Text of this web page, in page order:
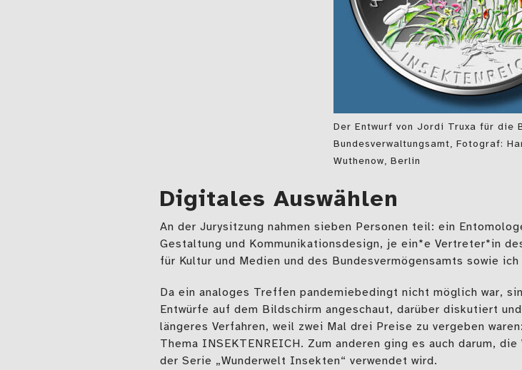
Der Entwurf von Jordi Truxa für die
Bundesverwaltungsamt, Fotograf:
Wuthenow, Berlin
Digitales Auswählen
An der Jurysitzung nahmen sieben Personen teil: ein
Gestaltung und Kommunikationsdesign, je ein*e Vertreter*in
für Kultur und Medien und des Bundesvermögensamts sowie
Da ein analoges Treffen pandemiebedingt nicht möglich war,
Entwürfe auf dem Bildschirm angeschaut, darüber diskutiert
längeres Verfahren, weil zwei Mal drei Preise zu vergeben
Thema INSEKTENREICH. Zum anderen ging es auch darum,
der Serie „Wunderwelt Insekten“ verwendet wird.